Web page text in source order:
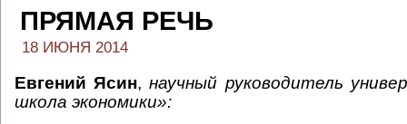
ПРЯМАЯ РЕЧЬ
18 ИЮНЯ 2014
Евгений Ясин,научный руководитель
школа экономики»: